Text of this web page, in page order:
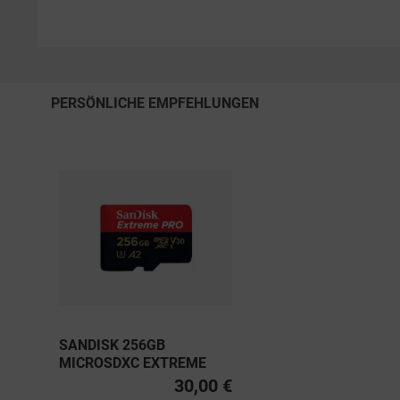
PERSÖNLICHE EMPFEHLUNGEN
SANDISK 256GB
MICROSDXC EXTREME
PRO UHS-I U3, CLASS 10
30,00 €